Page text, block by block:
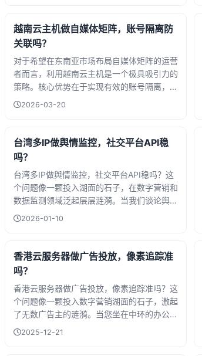
技巨头们通过负载均衡技术，正试图让这种...
越南云主机做自媒体矩阵，账号隔离防
关联吗？
对于希望在东南亚市场布局自媒体矩阵的运营
者而言，利用越南云主机是一个极具吸引力的
策略。核心优势在于实现有效的账号隔离，防
止平台因检测到IP或设备关联而封禁账号，从
本地用户行为，极大降低关联风险。这尤其适
合运营TikTok、Facebook等平台的多账号业
务，既能提升内容触达效率，又能确保运营的
稳定性。
2026-03-20
台湾多IP做舆情监控，社交平台API稳
吗？
台湾多IP做舆情监控，社交平台API稳吗？这
个问题像一颗投入湖面的石子，在数字营销和
数据监测领域泛起层层涟漪。当我们谈论舆情
监控时，其实是在探讨如何捕捉互联网上稍纵
政治风向。而台湾地区因其特殊的网络环...
2026-01-10
香港云服务器做广告投放，像素追踪准
吗？
香港云服务器做广告投放，像素追踪准吗？这
个问题像一颗投入数字营销湖面的石子，激起
了无数广告主的涟漪。当您坐在中环的办公室
里调试跨境广告时，或是深水埗的初创团队在
2025-12-21